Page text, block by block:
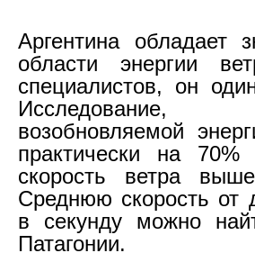
Аргентина обладает
области энергии
специалистов, он
Исследование,
возобновляемой
практически на 70%
скорость ветра
Среднюю скорость от
в секунду можно
Патагонии.